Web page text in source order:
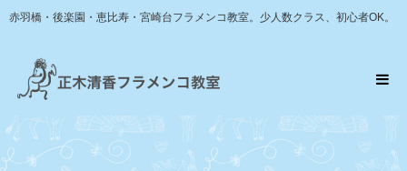
赤羽橋・後楽園・恵比寿・宮崎台フラメンコ教室。少人数クラス、初心者OK。